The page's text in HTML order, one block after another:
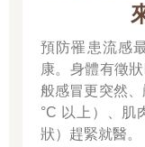
預防罹患流感
康。身體有徵
般感冒更突然
°C 以上）、肌
狀）趕緊就醫。